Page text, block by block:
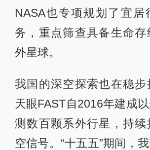
NASA也专项规划了宜居
务，重点筛查具备生命存
外星球。
我国的深空探索也在稳步
天眼FAST自2016年建成
测数百颗系外行星，持续
空信号。“十五五”期间，